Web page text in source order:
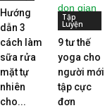
Hướng
dẫn 3
cách làm
sữa rửa
mặt tự
nhiên
cho...
Tập
Luyện
9 tư thế
yoga cho
người mới
tập cực
đơn